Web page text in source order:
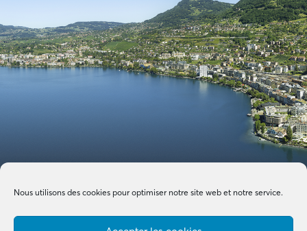
Nous utilisons des cookies pour optimiser notre site web et notre service.